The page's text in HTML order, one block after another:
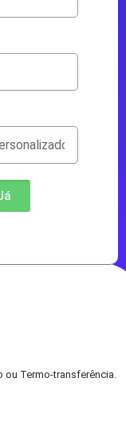
ou Termo-transferência.